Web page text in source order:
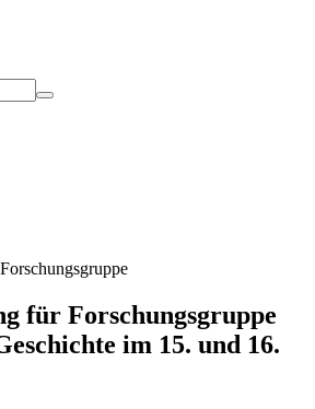
für Forschungsgruppe
im 15. und 16.